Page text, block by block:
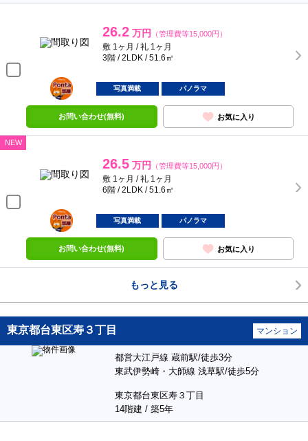
26.2 万円 （管理費等15,000円）
敷 1ヶ月 / 礼 1ヶ月
3階 / 2LDK / 51.6㎡
ポンタ
部屋
写真満載 パノラマ
お問い合わせ(無料) お気に入り
NEW
26.5 万円 （管理費等15,000円）
敷 1ヶ月 / 礼 1ヶ月
6階 / 2LDK / 51.6㎡
ポンタ
部屋
写真満載 パノラマ
お問い合わせ(無料) お気に入り
もっと見る
東京都台東区寿３丁目 マンション
都営大江戸線 蔵前駅/徒歩3分
東武伊勢崎・大師線 浅草駅/徒歩5分
東京都台東区寿３丁目
14階建 / 築5年